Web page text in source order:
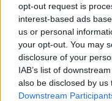
opt-out request is
interest-based ads
us or personal
your opt-out. You may
disclosure of your
IAB’s list of
also be disclosed by
Downstream
Andrea
rientro di
crisi
consolati;
definisce
a Napoli,
rapporti